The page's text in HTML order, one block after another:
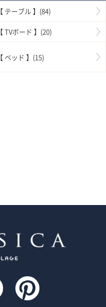
【 テーブル 】(84)
【 TVボード 】(20)
【 ベッド 】(15)